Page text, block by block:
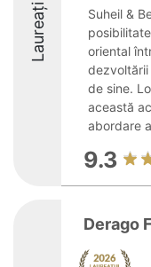
Laureați
Suheil &
oriental
dezvoltării
de sine.
această
abordare
9.3
Derago